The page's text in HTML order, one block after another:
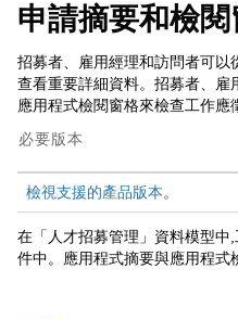
申請摘要和檢
招募者、雇用經理和訪問者可
查看重要詳細資料。招募者、
應用程式檢閱窗格來檢查工作應
必要版本
檢視支援的產品版本。
在「人才招募管理」資料模型
件中。應用程式摘要與應用程